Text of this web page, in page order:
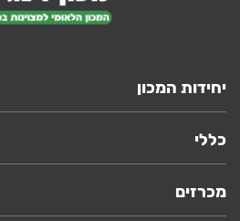
יחידות המכון
כללי
מכרזים